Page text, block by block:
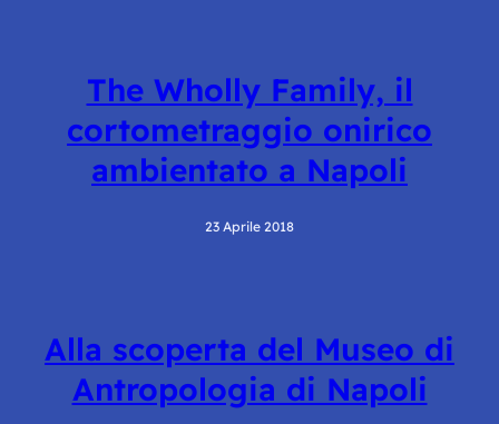
The Wholly Family, il
cortometraggio onirico
ambientato a Napoli
23 Aprile 2018
Alla scoperta del Museo di
Antropologia di Napoli